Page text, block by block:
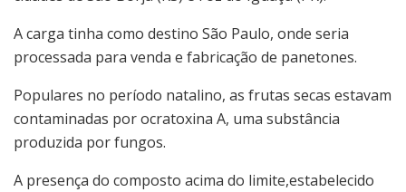
A carga tinha como destino São Paulo, onde seria
processada para venda e fabricação de panetones.
Populares no período natalino, as frutas secas estavam
contaminadas por ocratoxina A, uma substância
produzida por fungos.
A presença do composto acima do limite,estabelecido